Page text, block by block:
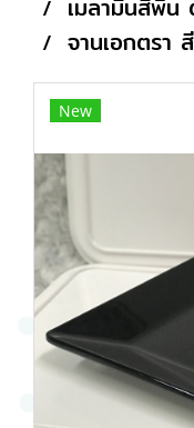
จานเอกตรา
New